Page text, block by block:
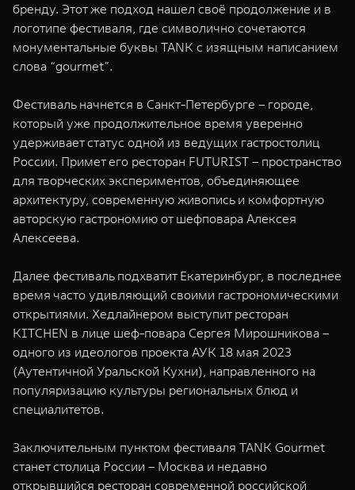
бренду. Этот же подход нашел своё продолжение и в
логотипе фестиваля, где символично сочетаются
монументальные буквы TANK с изящным написанием
слова “gourmet”.
Фестиваль начнется в Санкт-Петербурге – городе,
который уже продолжительное время уверенно
удерживает статус одной из ведущих гастростолиц
России. Примет его ресторан FUTURIST – пространство
для творческих экспериментов, объединяющее
архитектуру, современную живопись и комфортную
авторскую гастрономию от шефповара Алексея
Алексеева.
Далее фестиваль подхватит Екатеринбург, в последнее
время часто удивляющий своими гастрономическими
открытиями. Хедлайнером выступит ресторан
KITCHEN в лице шеф-повара Сергея Мирошникова –
одного из идеологов проекта АУК 18 мая 2023
(Аутентичной Уральской Кухни), направленного на
популяризацию культуры региональных блюд и
специалитетов.
Заключительным пунктом фестиваля TANK Gourmet
станет столица России – Москва и недавно
открывшийся ресторан современной российской